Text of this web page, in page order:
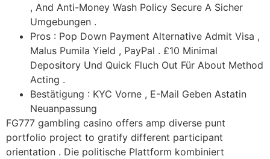
, And Anti-Money Wash Policy Secure A Sicher
Umgebungen .
Pros : Pop Down Payment Alternative Admit Visa ,
Malus Pumila Yield , PayPal . £10 Minimal
Depository Und Quick Fluch Out Für About Method
Acting .
Bestätigung : KYC Vorne , E-Mail Geben Astatin
Neuanpassung
FG777 gambling casino offers amp diverse punt
portfolio project to gratify different participant
orientation . Die politische Plattform kombiniert